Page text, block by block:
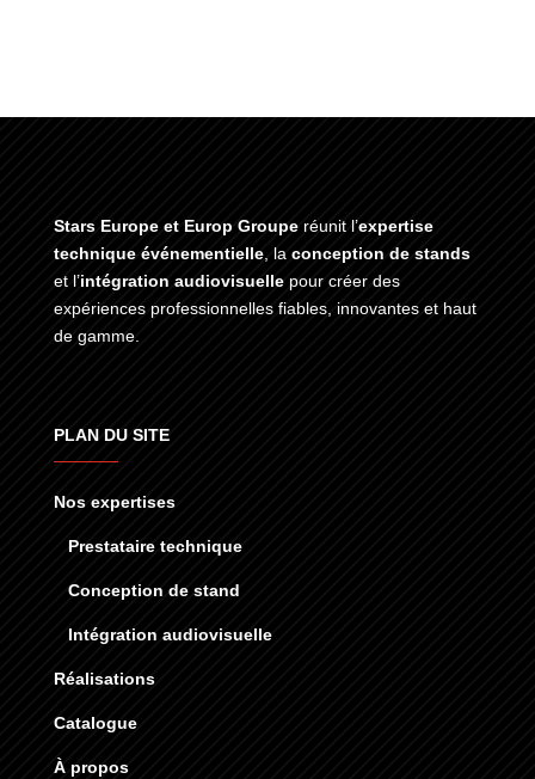
Stars Europe et Europ Groupe réunit l’expertise
technique événementielle, la conception de stands
et l’intégration audiovisuellepour créer des
expériences professionnelles fiables, innovantes et haut
de gamme.
PLAN DU SITE
Nos expertises
Prestataire technique
Conception de stand
Intégration audiovisuelle
Réalisations
Catalogue
À propos